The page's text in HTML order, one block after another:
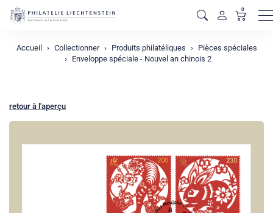
0
Accueil Collectionner Produits philatéliques
Pièces spéciales
Enveloppe spéciale - Nouvel an chinois 2
retour à l'aperçu